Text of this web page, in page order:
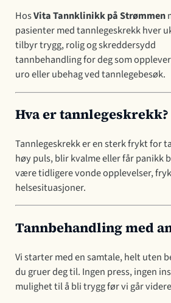
HosVita Tannklinikk på Strømmen
pasienter med tannlegeskrekk hver
tilbyr trygg, rolig og skreddersydd
tannbehandling for deg som
uro eller ubehag ved tannlegebesøk.
Hva er tannlegeskrekk?
Tannlegeskrekk er en sterk frykt for
høy puls, blir kvalme eller får panikk
være tidligere vonde opplevelser,
helsesituasjoner.
Tannbehandling med
Vi starter med en samtale, helt uten
du gruer deg til. Ingen press, ingen
mulighet til å bli trygg før vi går